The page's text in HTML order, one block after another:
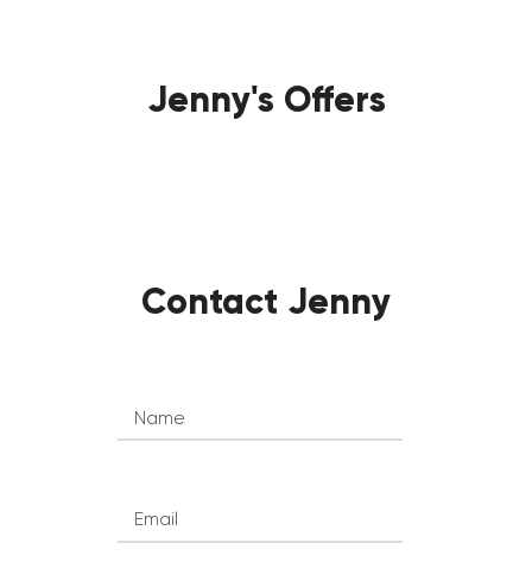
Jenny's Offers
Contact Jenny